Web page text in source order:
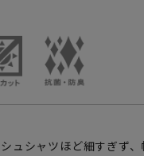
ュシャツほど細すぎず